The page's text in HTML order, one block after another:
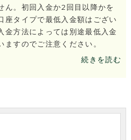
ん。初回入金か2回目以降かを
座タイプで最低入金額はござい
金方法によっては別途最低入金
ますのでご注意ください。
続きを読む